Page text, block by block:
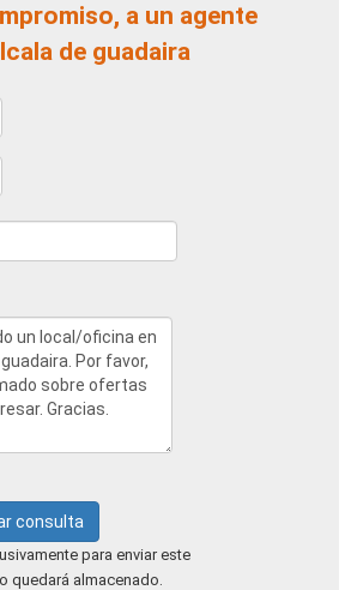
de guadaira
consulta
para enviar este
quedará almacenado.